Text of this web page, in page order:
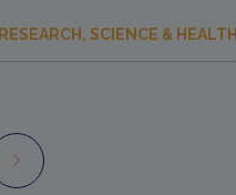
RESEARCH, SCIENCE & HEALTH
Next